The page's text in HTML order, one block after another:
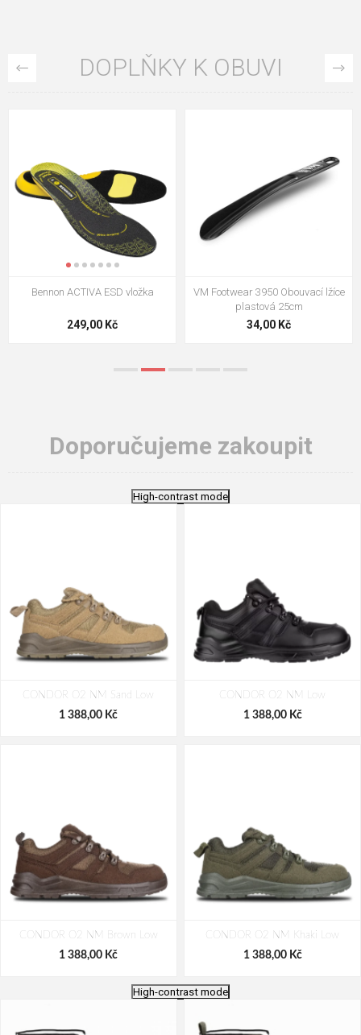
DOPLŇKY K OBUVI
VM Footwear 3009 Vkládací stélka
124,00 Kč
VM Footwear 3102 Tkaničky
ploché
18,70 Kč
Doporučujeme zakoupit
High-contrast mode
CONDOR O2 NM Sand Low
1 388,00 Kč
CONDOR O2 NM Low
1 388,00 Kč
CONDOR O2 NM Brown Low
1 388,00 Kč
CONDOR O2 NM Khaki Low
1 388,00 Kč
High-contrast mode